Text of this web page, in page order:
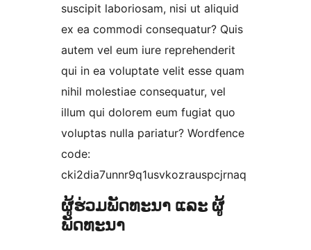
suscipit laboriosam, nisi ut aliquid
ex ea commodi consequatur? Quis
autem vel eum iure reprehenderit
qui in ea voluptate velit esse quam
nihil molestiae consequatur, vel
illum qui dolorem eum fugiat quo
voluptas nulla pariatur? Wordfence
code:
cki2dia7unnr9q1usvkozrauspcjrnaq
ຜູ້ຮ່ວມພັດທະນາ ແລະ ຜູ້
ພັດທະນາ